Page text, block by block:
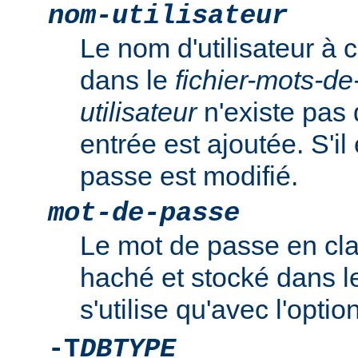
nom-utilisateur
Le nom d'utilisateur à
dans le fichier-mots-
utilisateurn'existe pas
entrée est ajoutée. S'il
passe est modifié.
mot-de-passe
Le mot de passe en
haché et stocké dans
s'utilise qu'avec
-TDBTYPE